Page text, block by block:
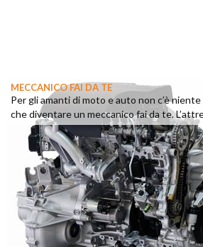
MECCANICO FAI DA TE
Per gli amanti di moto e auto non c’è niente
che diventare un meccanico fai da te.